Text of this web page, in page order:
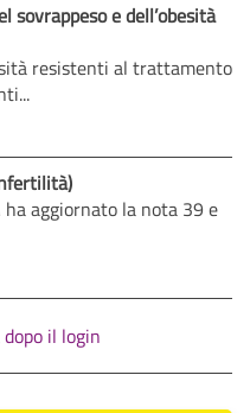
sovrappeso e dell’obesità
resistenti al trattamento
ha aggiornato la nota 39 e
il login